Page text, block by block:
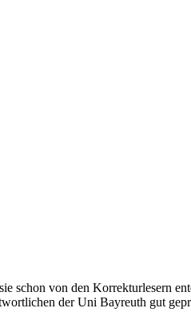
schon von den Korrekturlesern
der Uni Bayreuth gut